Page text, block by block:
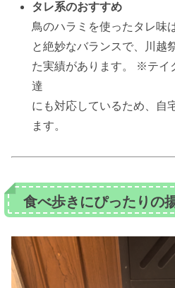
タレ系のおすすめ
鳥のハラミを使ったタレ味
と絶妙なバランスで、川越
た実績があります。 ※テイ
達
にも対応しているため、自
ます。
食べ歩きにぴったりの